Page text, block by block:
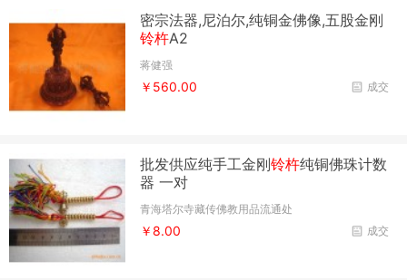
密宗法器,尼泊尔,纯铜金佛像,五股金刚
铃杵A2
蒋健强
成交
￥560.00
批发供应纯手工金刚铃杵纯铜佛珠计数
器 一对
青海塔尔寺藏传佛教用品流通处
成交
￥8.00